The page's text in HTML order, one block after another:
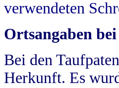
verwendeten
Ortsangaben
Bei den
Herkunft. Es